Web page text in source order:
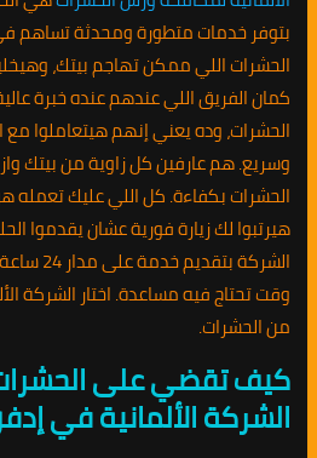
بتوفر خدمات متطورة ومحدثة تساهم
الحشرات اللي ممكن تهاجم بيتك،
كمان الفريق اللي عندهم عنده خبرة
الحشرات، وده يعني إنهم هيتعاملوا
وسريع. هم عارفين كل زاوية من بيتك
الحشرات بكفاءة. كل اللي عليك تعمله
هيرتبوا لك زيارة فورية عشان يقدموا
الشركة
وقت تحتاج فيه مساعدة. اختار الشركة
من الحشرات.
كيف تقضي على
الشركة الألمانية في